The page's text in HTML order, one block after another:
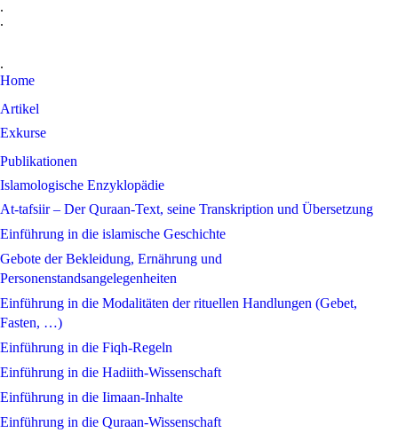
.
.
.
Home
Artikel
Exkurse
Publikationen
Islamologische Enzyklopädie
At-tafsiir – Der Quraan-Text, seine Transkription und Übersetzung
Einführung in die islamische Geschichte
Gebote der Bekleidung, Ernährung und
Personenstandsangelegenheiten
Einführung in die Modalitäten der rituellen Handlungen (Gebet,
Fasten, …)
Einführung in die Fiqh-Regeln
Einführung in die Hadiith-Wissenschaft
Einführung in die Iimaan-Inhalte
Einführung in die Quraan-Wissenschaft